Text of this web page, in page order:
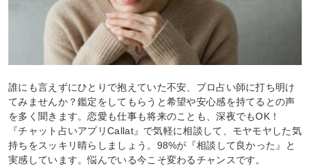
誰にも言えずにひとりで抱えていた不安、プロ占い師に打ち明け
てみませんか？鑑定をしてもらうと希望や安心感を持てるとの声
を多く聞きます。恋愛も仕事も将来のことも、深夜でもOK！
『チャット占いアプリCallat』で気軽に相談して、モヤモヤした気
持ちをスッキリ晴らしましょう。98%が『相談して良かった』と
実感しています。悩んでいる今こそ変わるチャンスです。